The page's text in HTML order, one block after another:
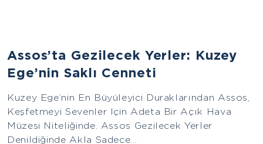
Assos’ta Gezilecek Yerler: Kuzey
Ege’nin Saklı Cenneti
Kuzey Ege’nin En Büyüleyici Duraklarından Assos,
Keşfetmeyi Sevenler Için Adeta Bir Açık Hava
Müzesi Niteliğinde. Assos Gezilecek Yerler
Denildiğinde Akla Sadece...